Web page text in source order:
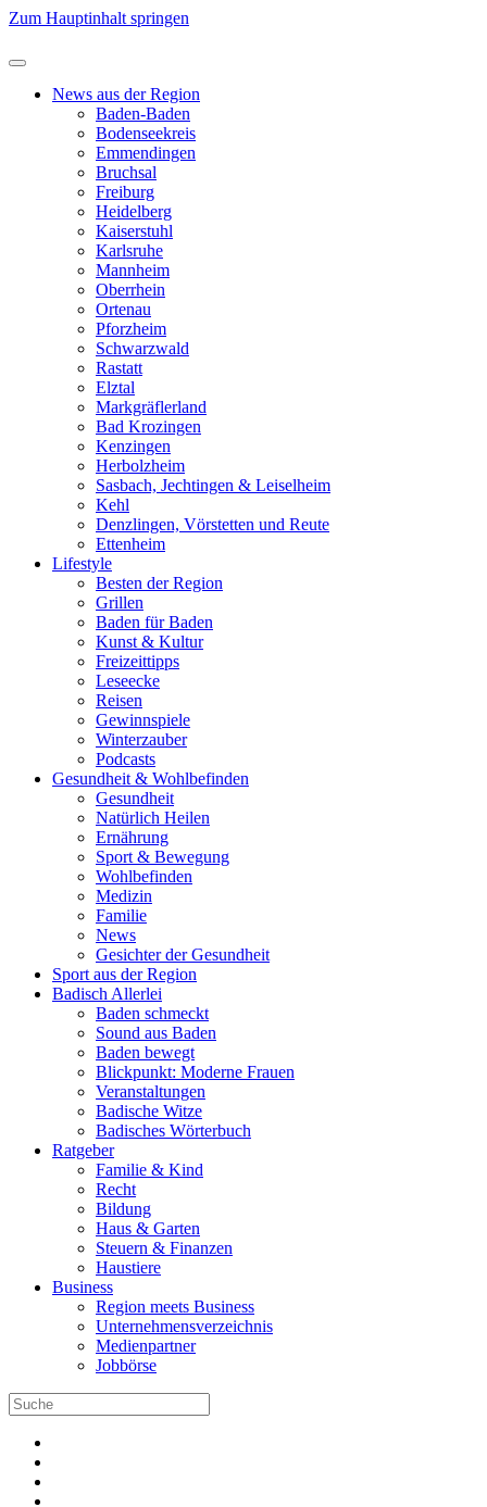
Zum Hauptinhalt springen
News aus der Region
Baden-Baden
Bodenseekreis
Emmendingen
Bruchsal
Freiburg
Heidelberg
Kaiserstuhl
Karlsruhe
Mannheim
Oberrhein
Ortenau
Pforzheim
Schwarzwald
Rastatt
Elztal
Markgräflerland
Bad Krozingen
Kenzingen
Herbolzheim
Sasbach, Jechtingen & Leiselheim
Kehl
Denzlingen, Vörstetten und Reute
Ettenheim
Lifestyle
Besten der Region
Grillen
Baden für Baden
Kunst & Kultur
Freizeittipps
Leseecke
Reisen
Gewinnspiele
Winterzauber
Podcasts
Gesundheit & Wohlbefinden
Gesundheit
Natürlich Heilen
Ernährung
Sport & Bewegung
Wohlbefinden
Medizin
Familie
News
Gesichter der Gesundheit
Sport aus der Region
Badisch Allerlei
Baden schmeckt
Sound aus Baden
Baden bewegt
Blickpunkt: Moderne Frauen
Veranstaltungen
Badische Witze
Badisches Wörterbuch
Ratgeber
Familie & Kind
Recht
Bildung
Haus & Garten
Steuern & Finanzen
Haustiere
Business
Region meets Business
Unternehmensverzeichnis
Medienpartner
Jobbörse